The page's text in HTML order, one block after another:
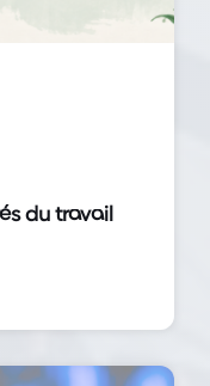
du travail